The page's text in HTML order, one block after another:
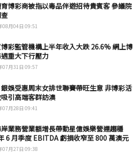
博彩商被指以毒品伴遊招待貴賓客 參議院
08月04日 09:51
彩監管機構上半年收入大跌 26.6% 網上博
重大下行壓力
07月31日 09:57
娛受惠周末女排世聯賽帶旺生意 非博彩活
引高端客群訪澳
07月28日 09:41
業務營業額增長帶動星億娛樂營運趨穩
6 月季度 EBITDA 虧損收窄至 800 萬澳元
07月27日 09:38